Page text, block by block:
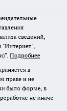
сведений,
"Интернет",
Подробнее
в
праве и не
было форме, в
не иначе